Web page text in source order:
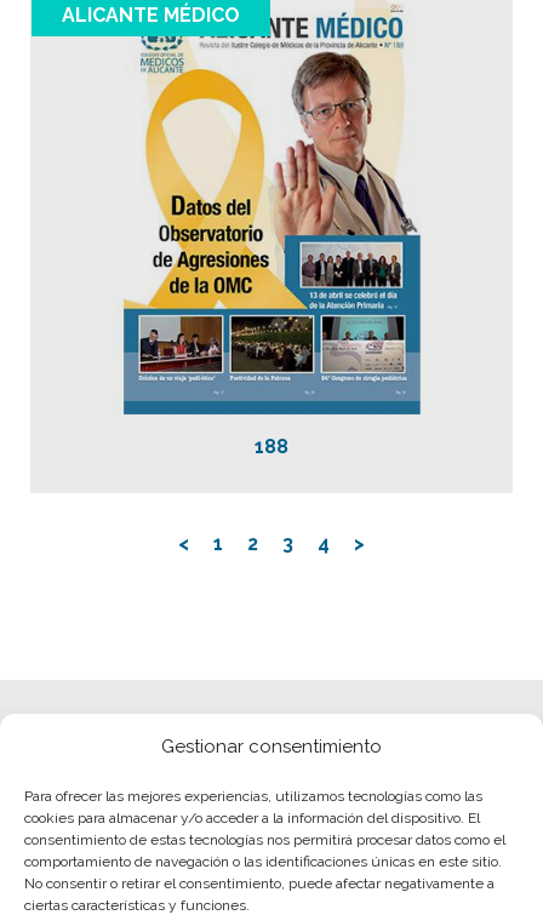
Gestionar consentimiento
Para ofrecer las mejores experiencias, utilizamos tecnologías como las
cookies para almacenar y/o acceder a la información del dispositivo. El
consentimiento de estas tecnologías nos permitirá procesar datos como el
comportamiento de navegación o las identificaciones únicas en este sitio.
No consentir o retirar el consentimiento, puede afectar negativamente a
ciertas características y funciones.
ALICANTE MÉDICO
188
< 1 2 3 4 >